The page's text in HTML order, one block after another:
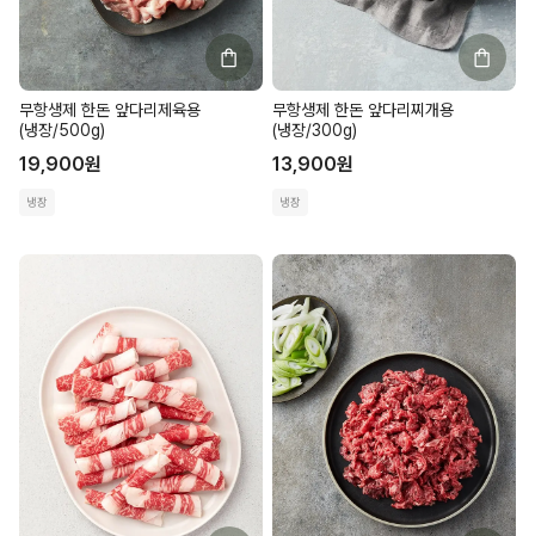
무항생제 한돈 앞다리제육용
(냉장/500g)
19,900원
냉장
무항생제 한돈 앞다리찌개용
(냉장/300g)
13,900원
냉장